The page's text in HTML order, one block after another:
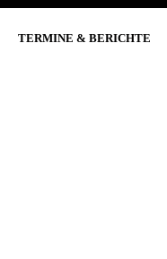
TERMINE & BERICHTE